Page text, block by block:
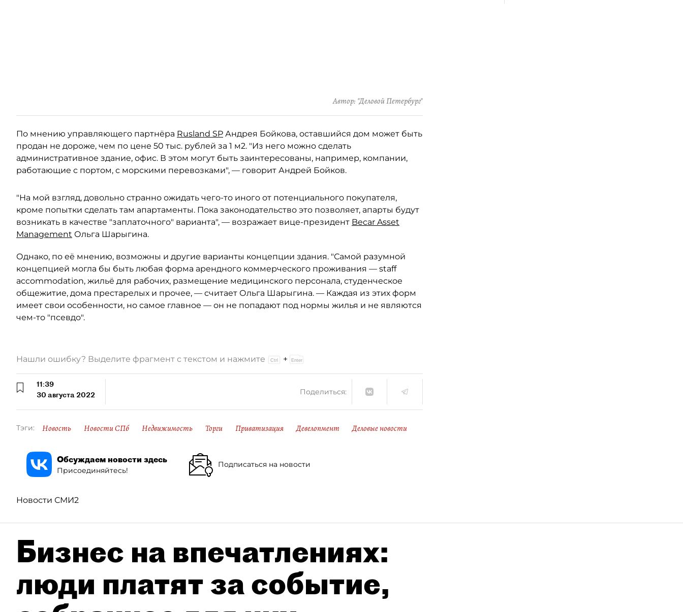
Автор: "Деловой Петербург"
По мнению управляющего партнёра Rusland SP Андрея Бойкова, оставшийся дом может быть
продан не дороже, чем по цене 50 тыс. рублей за 1 м2. "Из него можно сделать
административное здание, офис. В этом могут быть заинтересованы, например, компании,
работающие с портом, с морскими перевозками", — говорит Андрей Бойков.
"На мой взгляд, довольно странно ожидать чего-то иного от потенциального покупателя,
кроме попытки сделать там апартаменты. Пока законодательство это позволяет, апарты будут
возникать в качестве "заплаточного" варианта", — возражает вице-президент Becar Asset
Management Ольга Шарыгина.
Однако, по её мнению, возможны и другие варианты концепции здания. "Самой разумной
концепцией могла бы быть любая форма арендного коммерческого проживания — staff
accommodation, жильё для рабочих, размещение медицинского персонала, студенческое
общежитие, дома престарелых и прочее, — считает Ольга Шарыгина. — Каждая из этих форм
имеет свои особенности, но самое главное — он не попадают под нормы жилья и не являются
чем-то "псевдо".
Нашли ошибку? Выделите фрагмент с текстом и нажмите +
11:39
30 августа 2022
Поделиться:
Тэги: Новость Новости СПб Недвижимость Торги Приватизация Девелопмент Деловые новости
Обсуждаем новости здесь
Присоединяйтесь!
Подписаться на новости
Новости СМИ2
Бизнес на впечатлениях:
люди платят за событие,